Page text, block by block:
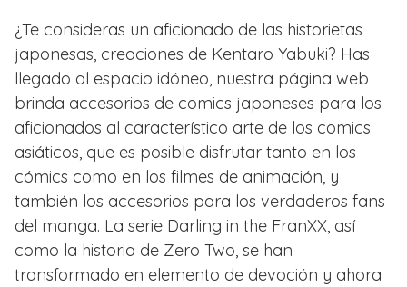
¿Te consideras un aficionado de las historietas
japonesas, creaciones de Kentaro Yabuki? Has
llegado al espacio idóneo, nuestra página web
brinda accesorios de comics japoneses para los
aficionados al característico arte de los comics
asiáticos, que es posible disfrutar tanto en los
cómics como en los filmes de animación, y
también los accesorios para los verdaderos fans
del manga. La serie Darling in the FranXX, así
como la historia de Zero Two, se han
transformado en elemento de devoción y ahora